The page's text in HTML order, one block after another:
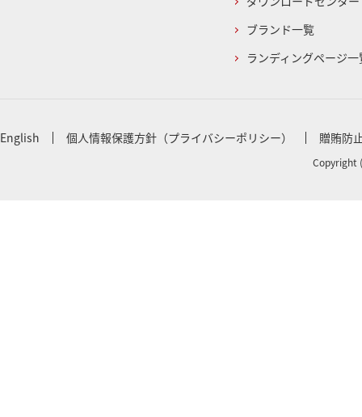
ブランド一覧
ランディングページ一
English 個人情報保護方針（プライバシーポリシー） 贈賄防
Copyright